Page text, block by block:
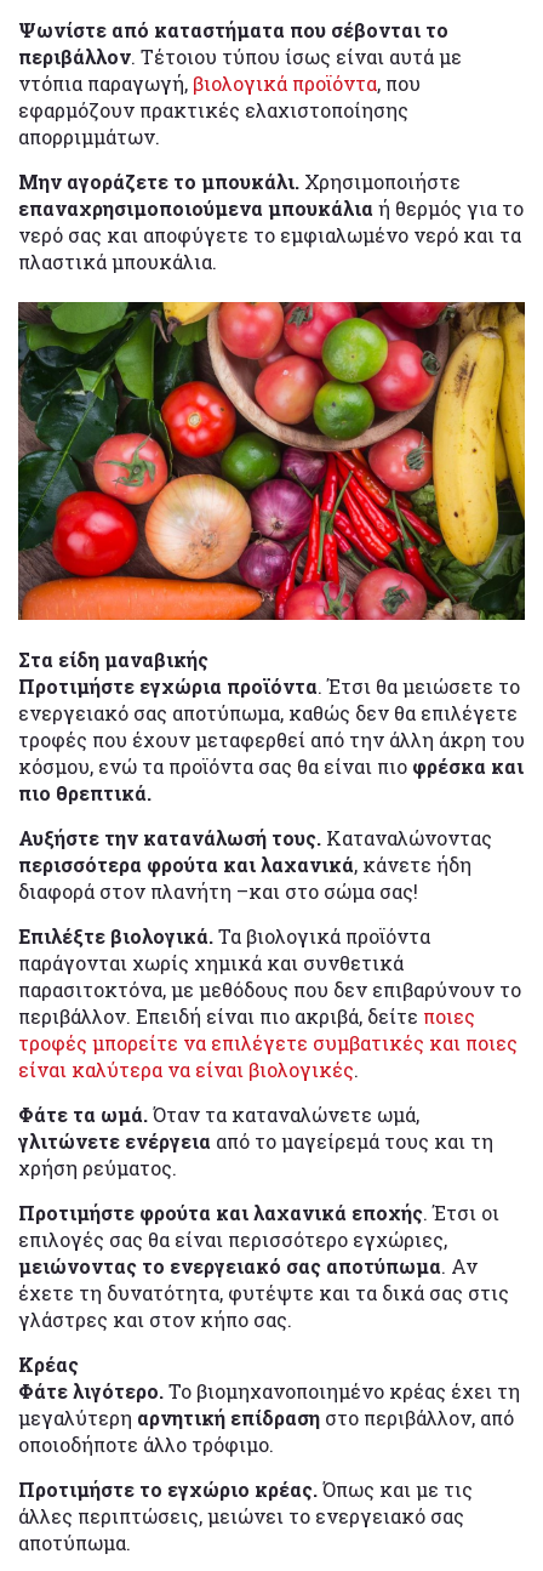
Ψωνίστε από καταστήματα που σέβονται το
περιβάλλον. Τέτοιου τύπου ίσως είναι αυτά με
ντόπια παραγωγή, βιολογικά προϊόντα, που
εφαρμόζουν πρακτικές ελαχιστοποίησης
απορριμμάτων.
Μην αγοράζετε το μπουκάλι. Χρησιμοποιήστε
επαναχρησιμοποιούμενα μπουκάλιαή θερμός για το
νερό σας και αποφύγετε το εμφιαλωμένο νερό και τα
πλαστικά μπουκάλια.
Στα είδη μαναβικής
Προτιμήστε εγχώρια προϊόντα. Έτσι θα μειώσετε το
ενεργειακό σας αποτύπωμα, καθώς δεν θα επιλέγετε
τροφές που έχουν μεταφερθεί από την άλλη άκρη του
κόσμου, ενώ τα προϊόντα σας θα είναι πιο φρέσκα και
πιο θρεπτικά.
Αυξήστε την κατανάλωσή τους. Καταναλώνοντας
περισσότερα φρούτα και λαχανικά, κάνετε ήδη
διαφορά στον πλανήτη –και στο σώμα σας!
Επιλέξτε βιολογικά.Τα βιολογικά προϊόντα
παράγονται χωρίς χημικά και συνθετικά
παρασιτοκτόνα, με μεθόδους που δεν επιβαρύνουν το
περιβάλλον. Επειδή είναι πιο ακριβά, δείτε ποιες
τροφές μπορείτε να επιλέγετε συμβατικές και ποιες
είναι καλύτερα να είναι βιολογικές.
Φάτε τα ωμά.Όταν τα καταναλώνετε ωμά,
γλιτώνετε ενέργεια από το μαγείρεμά τους και τη
χρήση ρεύματος.
Προτιμήστε φρούτα και λαχανικά εποχής. Έτσι οι
επιλογές σας θα είναι περισσότερο εγχώριες,
μειώνοντας το ενεργειακό σας αποτύπωμα. Αν
έχετε τη δυνατότητα, φυτέψτε και τα δικά σας στις
γλάστρες και στον κήπο σας.
Κρέας
Φάτε λιγότερο.Το βιομηχανοποιημένο κρέας έχει τη
μεγαλύτερη αρνητική επίδραση στο περιβάλλον, από
οποιοδήποτε άλλο τρόφιμο.
Προτιμήστε το εγχώριο κρέας.Όπως και με τις
άλλες περιπτώσεις, μειώνει το ενεργειακό σας
αποτύπωμα.